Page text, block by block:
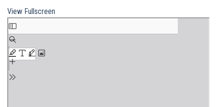
View Fullscreen
Skip
to
PDF
content